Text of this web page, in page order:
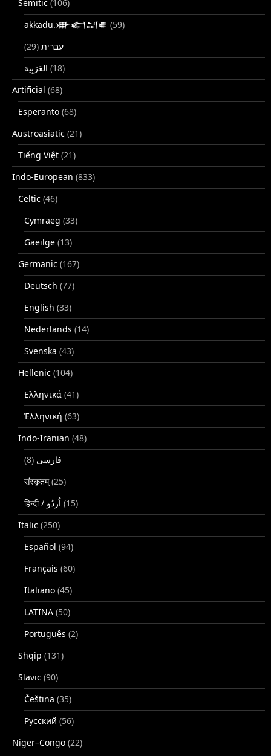
Semitic (106)
akkadu.𒀝𒅗𒁺𒌑 (59)
עברית (29)
(18)
Artificial (68)
Esperanto (68)
Austroasiatic (21)
Tiếng Việt (21)
Indo-European (833)
Celtic (46)
Cymraeg (33)
Gaeilge (13)
Germanic (167)
Deutsch (77)
English (33)
Nederlands (14)
Svenska (43)
Hellenic (104)
Ελληνικά (41)
Ἑλληνική (63)
Indo-Iranian (48)
فارسی (8)
संस्कृतम्(25)
(15)
Italic (250)
Español (94)
Français (60)
Italiano (45)
LATINA (50)
Português (2)
Shqip (131)
Slavic (90)
Čeština (35)
Русский (56)
Niger–Congo (22)